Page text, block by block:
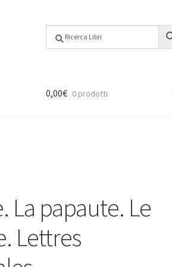
0,00€ 0 prodotti
La papaute. Le
Lettres